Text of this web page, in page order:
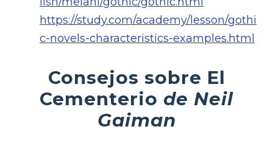
https://study.com/academy/lesson/gothi
c-novels-characteristics-examples.html
Consejos sobre El
Cementerio de Neil
Gaiman